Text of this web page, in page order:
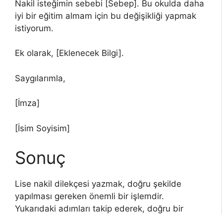
Nakil isteğimin sebebi [Sebep]. Bu okulda daha
iyi bir eğitim almam için bu değişikliği yapmak
istiyorum.
Ek olarak, [Eklenecek Bilgi].
Saygılarımla,
[İmza]
[İsim Soyisim]
Sonuç
Lise nakil dilekçesi yazmak, doğru şekilde
yapılması gereken önemli bir işlemdir.
Yukarıdaki adımları takip ederek, doğru bir